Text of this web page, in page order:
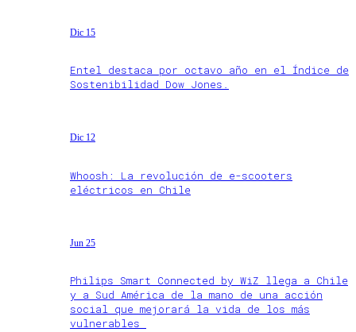
Dic 15
Entel destaca por octavo año en el Índice de
Sostenibilidad Dow Jones.
Dic 12
Whoosh: La revolución de e-scooters
eléctricos en Chile
Jun 25
Philips Smart Connected by WiZ llega a Chile
y a Sud América de la mano de una acción
social que mejorará la vida de los más
vulnerables